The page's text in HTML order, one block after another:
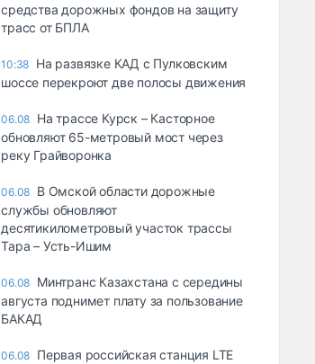
средства дорожных фондов на защиту
трасс от БПЛА
10:38 На развязке КАД с Пулковским
шоссе перекроют две полосы движения
06.08 На трассе Курск – Касторное
обновляют 65-метровый мост через
реку Грайворонка
06.08 В Омской области дорожные
службы обновляют
десятикилометровый участок трассы
Тара – Усть-Ишим
06.08 Минтранс Казахстана с середины
августа поднимет плату за пользование
БАКАД
06.08 Первая российская станция LTE